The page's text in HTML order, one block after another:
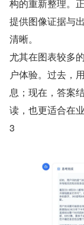
构的重新整理。
提供图像证据与
清晰。
尤其在图表较多
户体验。过去，
息；现在，答案
读，也更适合在
3